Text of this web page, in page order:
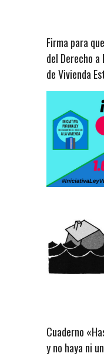
Firma para
del Derecho a
de Vivienda
Cuaderno
y no haya ni